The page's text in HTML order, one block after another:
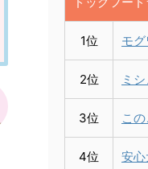
1位 モ
2位 ミ
3位 こ
4位 安